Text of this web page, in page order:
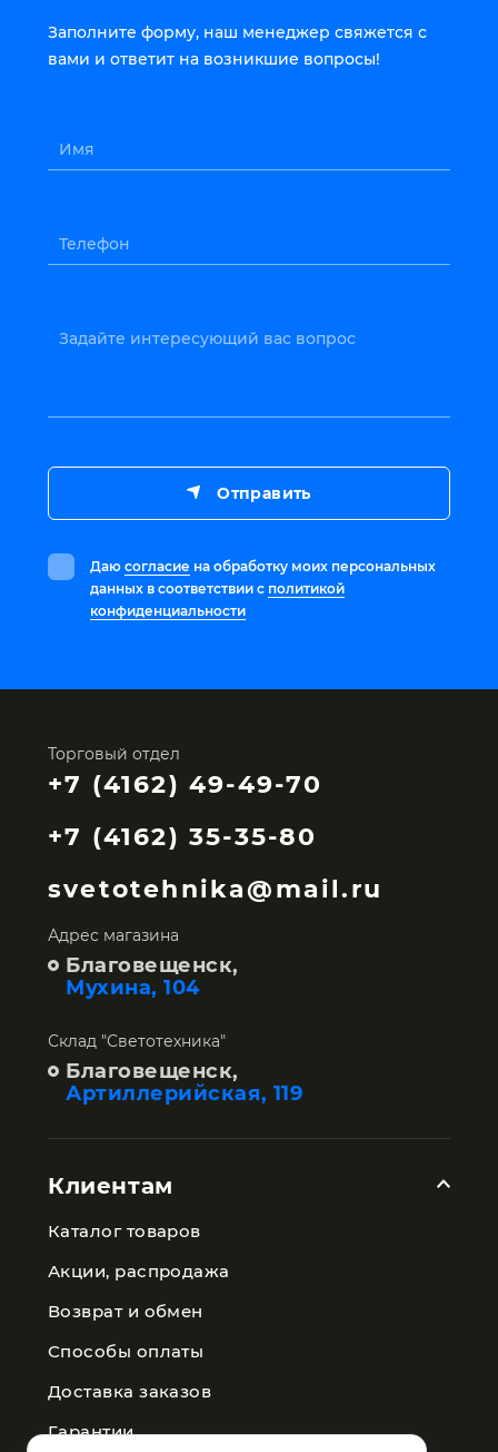
Заполните форму, наш менеджер свяжется с
вами и ответит на возникшие вопросы!
Имя
Телефон
Задайте интересующий вас вопрос
Даю согласие на обработку моих персональных
данных в соответствии с политикой
конфиденциальности
Отправить
Торговый отдел
+7 (4162) 49-49-70
+7 (4162) 35-35-80
svetotehnika@mail.ru
Адрес магазина
Благовещенск,
Мухина, 104
Склад "Светотехника"
Благовещенск,
Артиллерийская, 119
Клиентам
Каталог товаров
Акции, распродажа
Возврат и обмен
Способы оплаты
Доставка заказов
Гарантии